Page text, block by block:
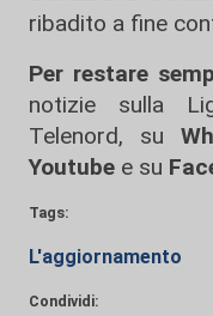
ribadito a fine
Per restare
notizie sulla
Telenord, su
Youtube e su
Tags:
L'aggiornamento
Condividi: